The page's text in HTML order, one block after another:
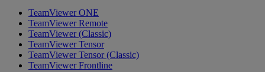
TeamViewer ONE
TeamViewer Remote
TeamViewer (Classic)
TeamViewer Tensor
TeamViewer Tensor (Classic)
TeamViewer Frontline